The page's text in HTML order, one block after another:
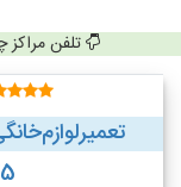
تلفن مراکز